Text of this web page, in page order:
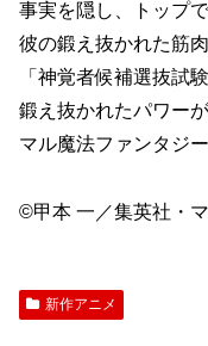
事実を隠し、トップ
彼の鍛え抜かれた筋
「神覚者候補選抜試
鍛え抜かれたパワー
マル魔法ファンタジ
©甲本 一／集英社・
新作アニメ